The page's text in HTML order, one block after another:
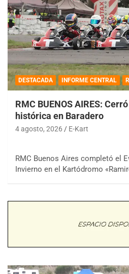
DESTACADA INFORME CENTRAL
RMC BUENOS AIRES:
histórica en Baradero
4 agosto, 2026 E-Kart
RMC Buenos Aires completó el
Invierno en el Kartódromo